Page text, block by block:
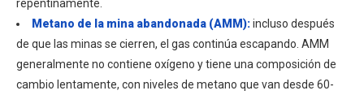
repentinamente.
Metano de la mina abandonada (AMM):incluso después
de que las minas se cierren, el gas continúa escapando. AMM
generalmente no contiene oxígeno y tiene una composición de
cambio lentamente, con niveles de metano que van desde 60-